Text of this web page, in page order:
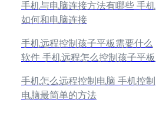
手机与电脑连接方法有哪些 手机
如何和电脑连接
手机远程控制孩子平板需要什么
软件 手机远程怎么控制孩子平板
手机怎么远程控制电脑 手机控制
电脑最简单的方法